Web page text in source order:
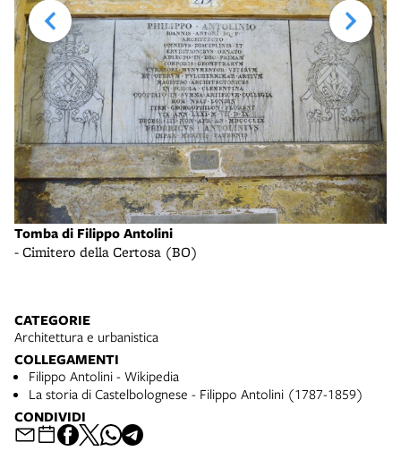
Tomba di Filippo Antolini
- Cimitero della Certosa (BO)
CATEGORIE
Architettura e urbanistica
COLLEGAMENTI
Filippo Antolini - Wikipedia
La storia di Castelbolognese - Filippo Antolini (1787-1859)
CONDIVIDI